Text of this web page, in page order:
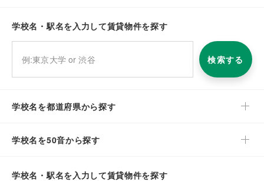
学校名・駅名を入力して賃貸物件を探す
検索する
学校名を都道府県から探す
学校名を50音から探す
学校名・駅名を入力して賃貸物件を探す